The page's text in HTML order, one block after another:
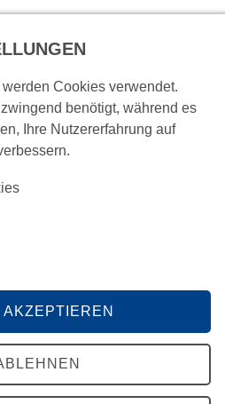
Aktuelles/News
Cookies verwendet.
benötigt, während es
Ihre Nutzererfahrung auf